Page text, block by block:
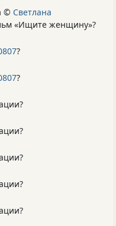
© Светлана
«Ищите женщину»?
?
?